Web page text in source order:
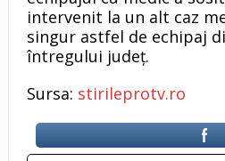
intervenit la un alt caz
singur astfel de echipaj
întregului județ.
Sursa: stirileprotv.ro